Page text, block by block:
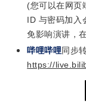
(您可以在网页
ID 与密码加入
免影响演讲，
哔哩哔哩同步
https://